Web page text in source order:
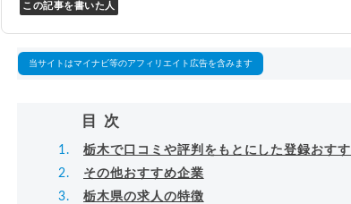
この記事を書いた人
当サイトはマイナビ等のアフィリエイト広告を含みます
目次
栃木で口コミや評判をもとにした登録おす
その他おすすめ企業
栃木県の求人の特徴